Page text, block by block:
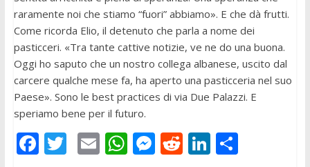
raramente noi che stiamo “fuori” abbiamo». E che dà frutti.
Come ricorda Elio, il detenuto che parla a nome dei
pasticceri. «Tra tante cattive notizie, ve ne do una buona.
Oggi ho saputo che un nostro collega albanese, uscito dal
carcere qualche mese fa, ha aperto una pasticceria nel suo
Paese». Sono le best practices di via Due Palazzi. E
speriamo bene per il futuro.
F T E W M R Li C